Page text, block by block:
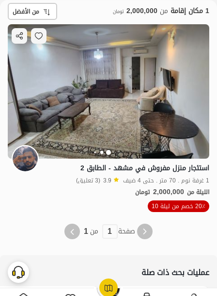
1 مكان إقامة من 2,000,000 تومان من الأفضل
استئجار منزل مفروش في مشهد - الطابق 2
1 غرفة نوم . 70 متر . حتى 4 ضيف 3.9 (3 تعليق)
الليلة من 2,000,000 تومان
20٪ خصم من ليلة 10
صفحة 1 من1
عمليات بحث ذات صلة
إيجار جناح في مشهد 596 إيجار جناح في مشهد سعر معقول